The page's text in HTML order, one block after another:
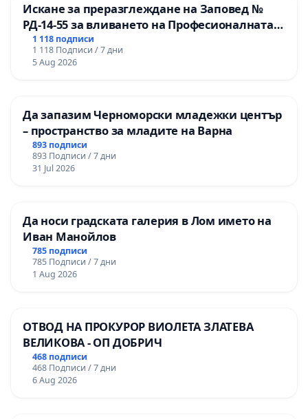
Искане за преразглеждане на Заповед №
РД-14-55 за вливането на Професионалната
гимназия по промишлени технологии в
Професионалната гимназия по икономика и
мениджмънт – гр. Пазарджик
1 118 подписи
1 118 Подписи / 7 дни
5 Aug 2026
Да запазим Черноморски младежки център
– пространство за младите на Варна
893 подписи
893 Подписи / 7 дни
31 Jul 2026
Да носи градската галерия в Лом името на
Иван Манойлов
785 подписи
785 Подписи / 7 дни
1 Aug 2026
ОТВОД НА ПРОКУРОР ВИОЛЕТА ЗЛАТЕВА
ВЕЛИКОВА - ОП ДОБРИЧ
468 подписи
468 Подписи / 7 дни
6 Aug 2026